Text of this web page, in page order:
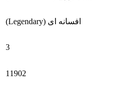
افسانه ای (Legendary)
3
11902